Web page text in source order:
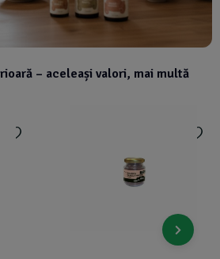
– aceleași valori, mai multă